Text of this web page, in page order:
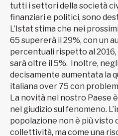
tutti i settori della società
finanziari e politici, sono
L’Istat stima che nei
65 supererà il 29%, con un
percentuali rispetto al 2016,
sarà oltre il 5%. Inoltre,
decisamente aumentata la
italiana over 75 con
La novità nel nostro Paese
nel giudizio sul fenomeno.
popolazione non è più visto
collettività, ma come una